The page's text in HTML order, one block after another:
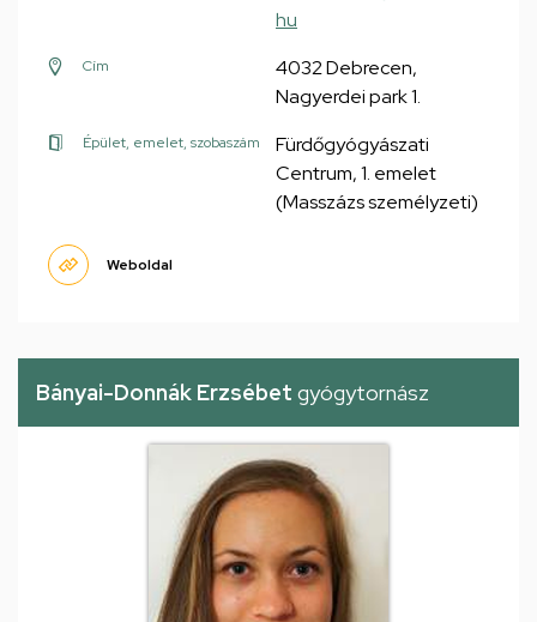
hu
Cím
4032 Debrecen,
Nagyerdei park 1.
Épület, emelet, szobaszám
Fürdőgyógyászati
Centrum, 1. emelet
(Masszázs személyzeti)
Weboldal
Bányai-Donnák Erzsébet gyógytornász